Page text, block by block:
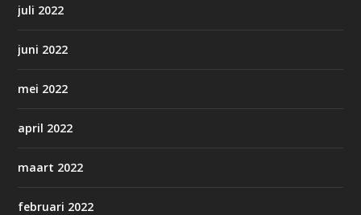
juli 2022
juni 2022
mei 2022
april 2022
maart 2022
februari 2022